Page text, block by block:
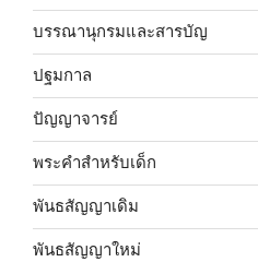
บรรณานุกรมและสารบัญ
ปฐมกาล
ปัญญาจารย์
พระคำสำหรับเด็ก
พันธสัญญาเดิม
พันธสัญญาใหม่